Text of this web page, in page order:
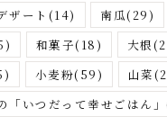
ザート (14) 南瓜(29)
和菓子(18) 大根
小麦粉(59) 山菜
「いつだって幸せごはん」